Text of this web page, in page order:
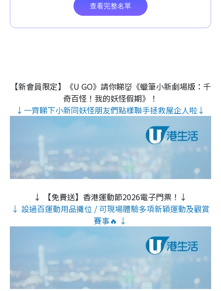
【新會員限定】《U GO》請你睇👹《蠟筆小新劇場版：千
奇百怪！我的妖怪假期》！
↓一齊睇下小新同妖怪朋友們點樣聯手拯救屋企人啦↓
↓ 【免費送】香港運動節2026電子門票！↓
↓ 設過百運動用品攤位 / 可現場體驗多項新穎運動及觀賞
賽事🔥 ↓